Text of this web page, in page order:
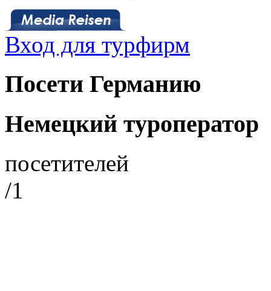
Вход для турфирм
Посети Германию
Немецкий туроператор
посетителей
/1